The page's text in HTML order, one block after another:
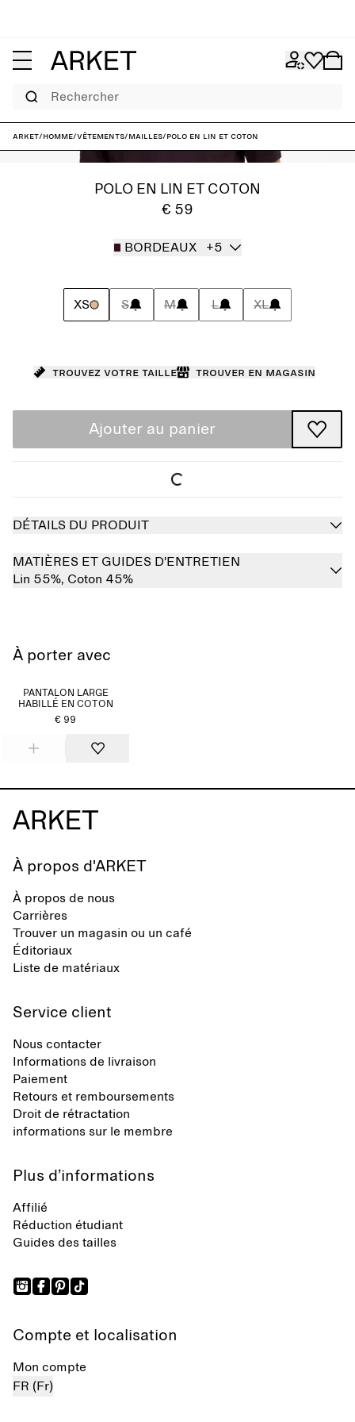
Rechercher
ARKET/Homme/Vêtements/Mailles/Polo en lin et coton
POLO EN LIN ET COTON
€ 59
BORDEAUX +5
XS S M L XL
Trouvez votre taille Trouver en magasin
Ajouter au panier
DÉTAILS DU PRODUIT
MATIÈRES ET GUIDES D'ENTRETIEN
Lin 55%, Coton 45%
À porter avec
PANTALON LARGE
HABILLÉ EN COTON
€ 99
À propos d'ARKET
À propos de nous
Carrières
Trouver un magasin ou un café
Éditoriaux
Liste de matériaux
Service client
Nous contacter
Informations de livraison
Paiement
Retours et remboursements
Droit de rétractation
informations sur le membre
Plus d’informations
Affilié
Réduction étudiant
Guides des tailles
Compte et localisation
Mon compte
FR (Fr)